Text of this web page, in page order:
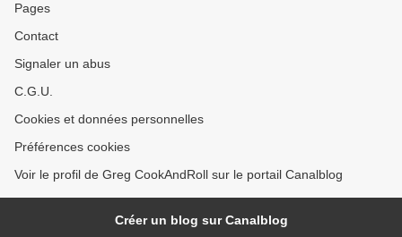
Pages
Contact
Signaler un abus
C.G.U.
Cookies et données personnelles
Préférences cookies
Voir le profil de Greg CookAndRoll sur le portail Canalblog
Créer un blog sur Canalblog